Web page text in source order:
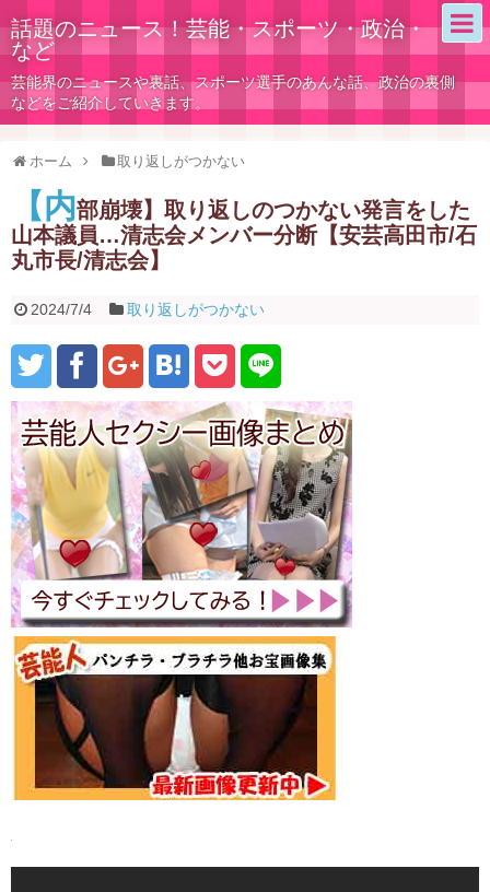
話題のニュース！芸能・スポーツ・政治・
など
芸能界のニュースや裏話、スポーツ選手のあんな話、政治の裏側
などをご紹介していきます。
ホーム 取り返しがつかない
【内部崩壊】取り返しのつかない発言をした
山本議員…清志会メンバー分断【安芸高田市/石
丸市長/清志会】
2024/7/4 取り返しがつかない